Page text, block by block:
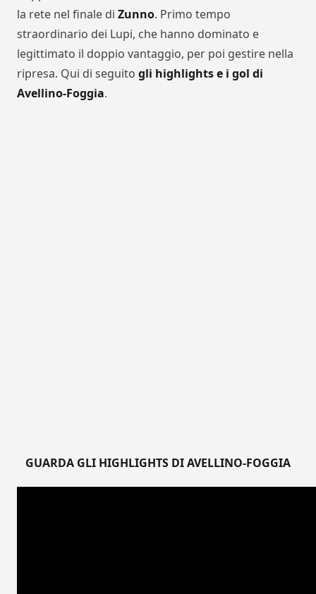
la rete nel finale di Zunno. Primo tempo
straordinario dei Lupi, che hanno dominato e
legittimato il doppio vantaggio, per poi gestire nella
ripresa. Qui di seguito gli highlights e i gol di
Avellino-Foggia.
GUARDA GLI HIGHLIGHTS DI AVELLINO-FOGGIA